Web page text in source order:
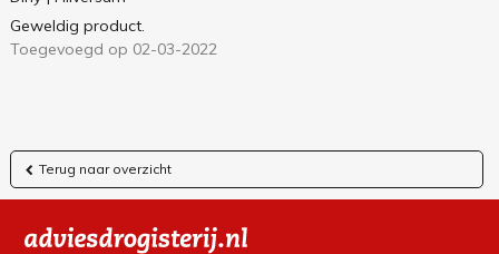
Geweldig product.
Toegevoegd op 02-03-2022
Terug naar overzicht